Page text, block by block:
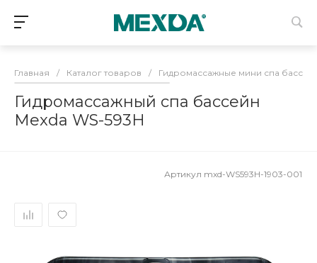
Главная / Каталог товаров / Гидромассажные мини спа
Гидромассажный спа бассейн
Mexda WS-593H
Артикул mxd-WS593H-1903-001